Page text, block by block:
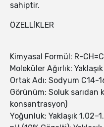
sahiptir.
ÖZELLİKLER
Kimyasal Formül: R-
Moleküler Ağırlık:
Ortak Adı: Sodyum C14-
Görünüm: Soluk sarıdan
konsantrasyon)
Yoğunluk: Yaklaşık